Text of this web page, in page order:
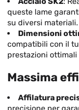
queste lame
su diversi materiali.
Dimensioni
compatibili con il
prestazioni
Massima
Affilatura